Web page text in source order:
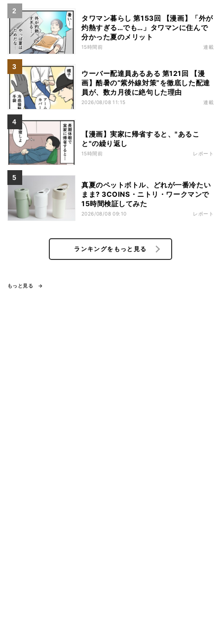
タワマン暮らし 第153回 【漫画】「外が
灼熱すぎる…でも…」タワマンに住んで
分かった夏のメリット
15時間前 連載
ウーバー配達員あるある 第121回 【漫
画】酷暑の“紫外線対策”を徹底した配達
員が、数カ月後に絶句した理由
2026/08/08 11:15 連載
【漫画】実家に帰省すると、"あるこ
と"の繰り返し
15時間前 レポート
真夏のペットボトル、どれが一番冷たい
まま? 3COINS・ニトリ・ワークマンで
15時間検証してみた
2026/08/08 09:10 レポート
ランキングをもっと見る
もっと見る